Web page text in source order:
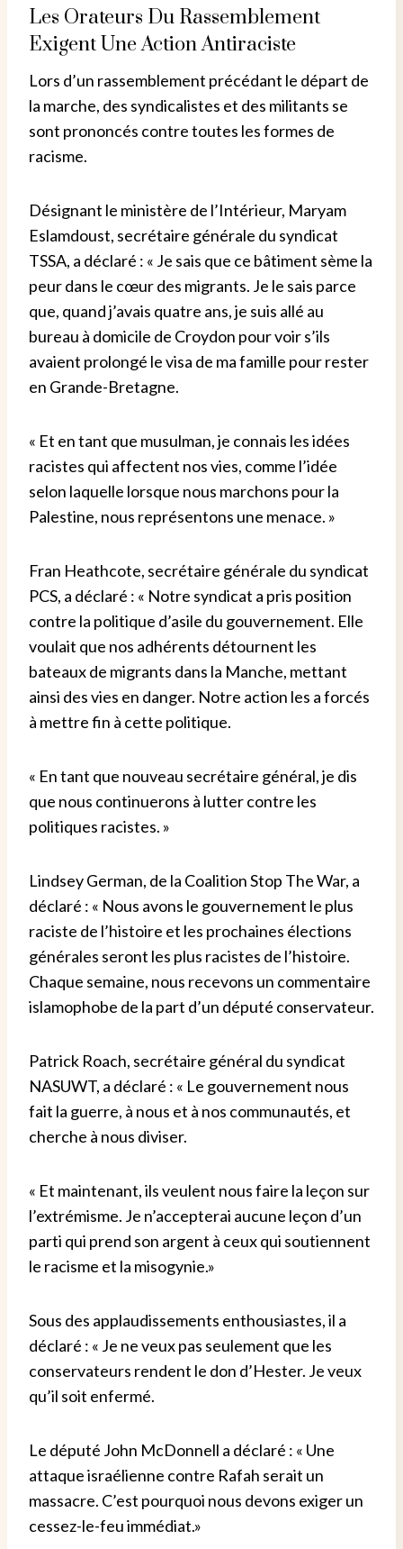
Les Orateurs Du Rassemblement
Exigent Une Action Antiraciste
Lors d’un rassemblement précédant le départ de
la marche, des syndicalistes et des militants se
sont prononcés contre toutes les formes de
racisme.
Désignant le ministère de l’Intérieur, Maryam
Eslamdoust, secrétaire générale du syndicat
TSSA, a déclaré : « Je sais que ce bâtiment sème la
peur dans le cœur des migrants. Je le sais parce
que, quand j’avais quatre ans, je suis allé au
bureau à domicile de Croydon pour voir s’ils
avaient prolongé le visa de ma famille pour rester
en Grande-Bretagne.
« Et en tant que musulman, je connais les idées
racistes qui affectent nos vies, comme l’idée
selon laquelle lorsque nous marchons pour la
Palestine, nous représentons une menace. »
Fran Heathcote, secrétaire générale du syndicat
PCS, a déclaré : « Notre syndicat a pris position
contre la politique d’asile du gouvernement. Elle
voulait que nos adhérents détournent les
bateaux de migrants dans la Manche, mettant
ainsi des vies en danger. Notre action les a forcés
à mettre fin à cette politique.
« En tant que nouveau secrétaire général, je dis
que nous continuerons à lutter contre les
politiques racistes. »
Lindsey German, de la Coalition Stop The War, a
déclaré : « Nous avons le gouvernement le plus
raciste de l’histoire et les prochaines élections
générales seront les plus racistes de l’histoire.
Chaque semaine, nous recevons un commentaire
islamophobe de la part d’un député conservateur.
Patrick Roach, secrétaire général du syndicat
NASUWT, a déclaré : « Le gouvernement nous
fait la guerre, à nous et à nos communautés, et
cherche à nous diviser.
« Et maintenant, ils veulent nous faire la leçon sur
l’extrémisme. Je n’accepterai aucune leçon d’un
parti qui prend son argent à ceux qui soutiennent
le racisme et la misogynie.»
Sous des applaudissements enthousiastes, il a
déclaré : « Je ne veux pas seulement que les
conservateurs rendent le don d’Hester. Je veux
qu’il soit enfermé.
Le député John McDonnell a déclaré : « Une
attaque israélienne contre Rafah serait un
massacre. C’est pourquoi nous devons exiger un
cessez-le-feu immédiat.»